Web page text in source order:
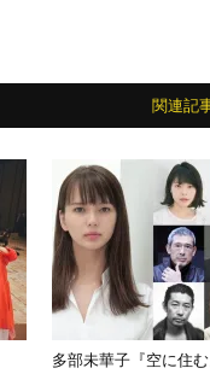
関連記
多部未華子『空に住む